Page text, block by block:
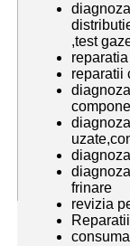
,test
reparatii
frinare
revizia